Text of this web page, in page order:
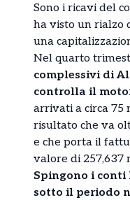
Sono i ricavi del
ha visto un rialzo
una
Nel quarto
complessivi di
controlla il
arrivati a circa 75
risultato che va
e che porta il
valore di 257,637
Spingono i
sotto il periodo